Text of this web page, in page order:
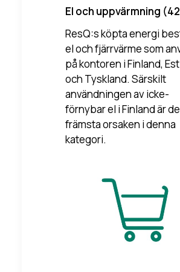
El och uppvärmning
ResQ:s köpta energi
el och fjärrvärme som
på kontoren i Finland,
och Tyskland. Särskilt
användningen av icke-
förnybar el i Finland är
främsta orsaken i denna
kategori.